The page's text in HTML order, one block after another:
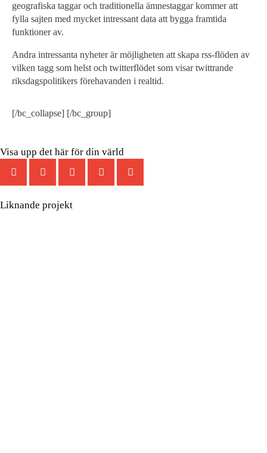
geografiska taggar och traditionella ämnestaggar kommer att
fylla sajten med mycket intressant data att bygga framtida
funktioner av.
Andra intressanta nyheter är möjligheten att skapa rss-flöden av
vilken tagg som helst och twitterflödet som visar twittrande
riksdagspolitikers förehavanden i realtid.
[/bc_collapse] [/bc_group]
Visa upp det här för din värld
Liknande projekt